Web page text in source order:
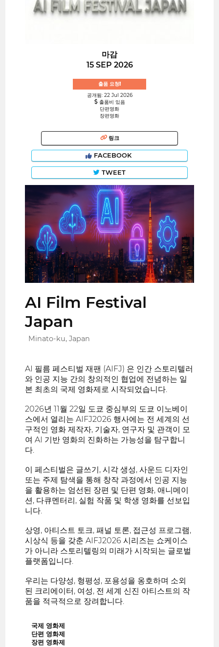
마감
15 SEP 2026
출품 요청!
공개됨: 22 Jul 2026
출품비 있음
단편영화
장편영화
링크
FACEBOOK
TWEET
AI Film Festival
Japan
Minato-ku, Japan
AI 필름 페스티벌 재팬 (AIFJ) 은 인간 스토리텔러
와 인공 지능 간의 창의적인 협업에 전념하는 일
본 최초의 국제 영화제로 시작되었습니다.
2026년 11월 22일 도쿄 중심부의 도쿄 이노베이
스에서 열리는 AIFJ2026 행사에는 전 세계의 선
구적인 영화 제작자, 기술자, 연구자 및 관객이 모
여 AI 기반 영화의 진화하는 가능성을 탐구합니
다.
이 페스티벌은 글쓰기, 시각 생성, 사운드 디자인
또는 주제 탐색을 통해 창작 과정에서 인공 지능
을 활용하는 엄선된 장편 및 단편 영화, 애니메이
션, 다큐멘터리, 실험 작품 및 학생 영화를 선보입
니다.
상영, 아티스트 토크, 패널 토론, 접근성 프로그램,
시상식 등을 갖춘 AIFJ2026 시리즈는 쇼케이스
가 아니라 스토리텔링의 미래가 시작되는 글로벌
플랫폼입니다.
우리는 다양성, 형평성, 포용성을 옹호하며 소외
된 크리에이터, 여성, 전 세계 신진 아티스트의 작
품을 적극적으로 장려합니다.
국제 영화제
단편 영화제
장편 영화제